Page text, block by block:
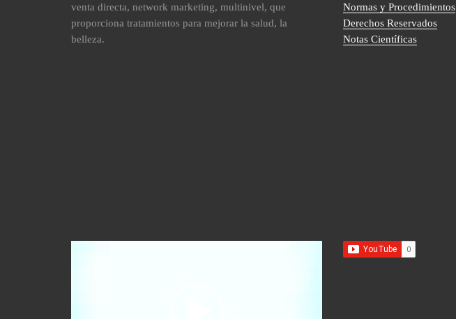
venta directa, network marketing, multinivel, que
proporciona tratamientos para mejorar la salud, la
belleza.
Normas y Procedimientos
Derechos Reservados
Notas Científicas